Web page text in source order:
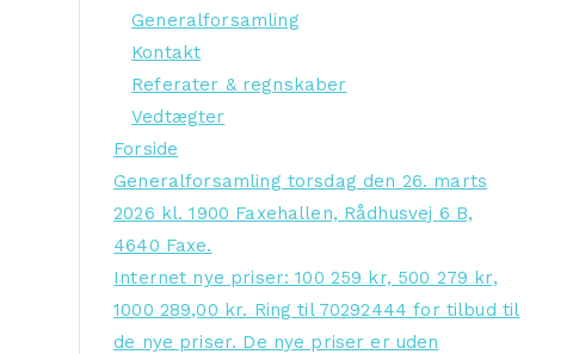
Generalforsamling
Kontakt
Referater & regnskaber
Vedtægter
Forside
Generalforsamling torsdag den 26. marts
2026 kl. 1900 Faxehallen, Rådhusvej 6 B,
4640 Faxe.
Internet nye priser: 100 259 kr, 500 279 kr,
1000 289,00 kr. Ring til 70292444 for tilbud til
de nye priser. De nye priser er uden